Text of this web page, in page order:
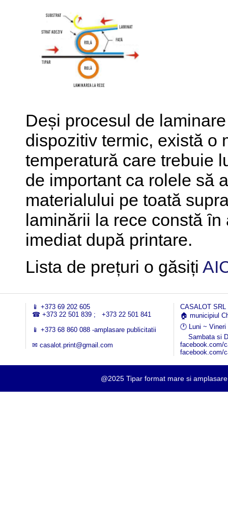
Deși procesul de
dispozitiv termic, există o
temperatură care trebuie
de important ca rolele să
materialului pe toată
laminării la rece constă
imediat după printare.
Lista de prețuri o găsiți
📱 +373 69 202 605
☎ +373 22 501 839 ; +373 22 501 841
📱 +373 68 860 088 -amplasare publicitatii
✉ casalot.print@gmail.com
CASALOT SRL
🏠 municipiul
🕐 Luni ~ Vineri
Sambata si
facebook.com/
facebook.com/
@2025 Tipar format mare si